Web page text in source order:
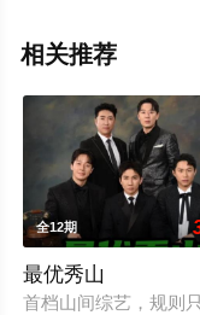
相关推荐
全12期
最优秀山
首档山间综艺，规则